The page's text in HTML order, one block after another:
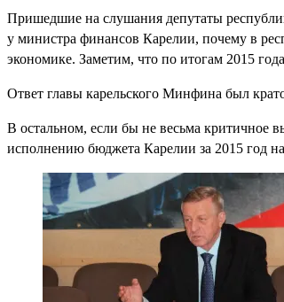
Пришедшие на слушания депутаты
у министра финансов Карелии, почему в
экономике. Заметим, что по итогам 2015
Ответ главы карельского Минфина был
В остальном, если бы не весьма критичное
исполнению бюджета Карелии за 2015 год